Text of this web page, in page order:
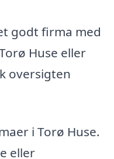
godt firma med
Huse eller
oversigten
i Torø Huse.
eller